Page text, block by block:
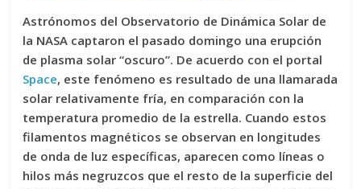
Astrónomos del Observatorio de Dinámica Solar de
la NASA captaron el pasado domingo una erupción
de plasma solar “oscuro”. De acuerdo con el portal
Space, este fenómeno es resultado de una llamarada
solar relativamente fría, en comparación con la
temperatura promedio de la estrella. Cuando estos
filamentos magnéticos se observan en longitudes
de onda de luz específicas, aparecen como líneas o
hilos más negruzcos que el resto de la superficie del